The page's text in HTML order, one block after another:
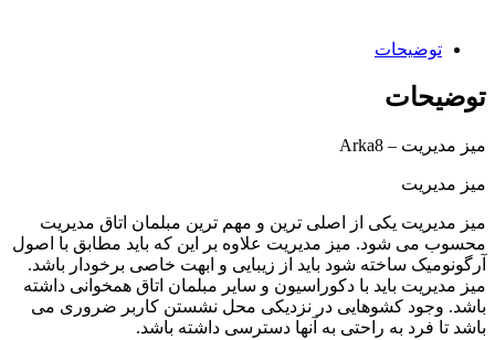
توضیحات
توضیحات
میز مدیریت – Arka8
میز مدیریت
میز مدیریت یکی از اصلی ترین و مهم ترین مبلمان اتاق مدیریت
محسوب می شود. میز مدیریت علاوه بر این که باید مطابق با اصول
آرگونومیک ساخته شود باید از زیبایی و ابهت خاصی برخودار باشد.
میز مدیریت باید با دکوراسیون و سایر مبلمان اتاق همخوانی داشته
باشد. وجود کشوهایی در نزدیکی محل نشستن کاربر ضروری می
باشد تا فرد به راحتی به آنها دسترسی داشته باشد.